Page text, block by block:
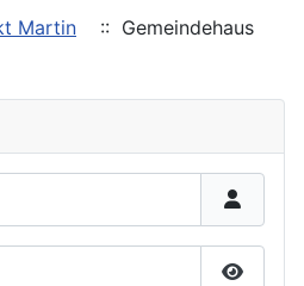
Martin
:: Gemeindehaus